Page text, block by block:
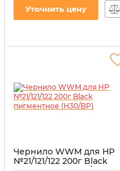
H35/BP-2
Уточнить цену
Чернило WWM для HP
№21/121/122 200г Black